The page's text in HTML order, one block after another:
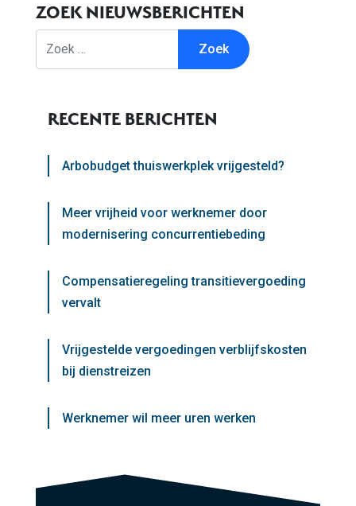
ZOEK NIEUWSBERICHTEN
RECENTE BERICHTEN
Arbobudget thuiswerkplek vrijgesteld?
Meer vrijheid voor werknemer door
modernisering concurrentiebeding
Compensatieregeling transitievergoeding
vervalt
Vrijgestelde vergoedingen verblijfskosten
bij dienstreizen
Werknemer wil meer uren werken